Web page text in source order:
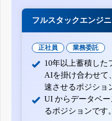
フルスタックエンジ
正社員 業務委託
10年以上蓄積した
AIを掛け合わせて
速させるポジショ
UI からデータベ
るポジションです。